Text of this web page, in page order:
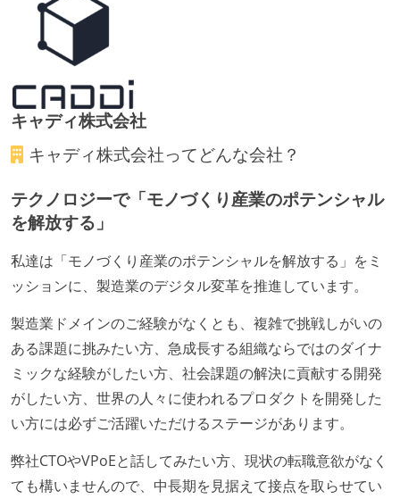
キャディ株式会社
キャディ株式会社ってどんな会社？
テクノロジーで「モノづくり産業のポテンシャル
を解放する」
私達は「モノづくり産業のポテンシャルを解放する」をミ
ッションに、製造業のデジタル変革を推進しています。
製造業ドメインのご経験がなくとも、複雑で挑戦しがいの
ある課題に挑みたい方、急成長する組織ならではのダイナ
ミックな経験がしたい方、社会課題の解決に貢献する開発
がしたい方、世界の人々に使われるプロダクトを開発した
い方には必ずご活躍いただけるステージがあります。
弊社CTOやVPoEと話してみたい方、現状の転職意欲がなく
ても構いませんので、中長期を見据えて接点を取らせてい